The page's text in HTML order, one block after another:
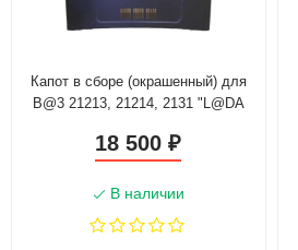
Капот в сборе (окрашенный) для
B@3 21213, 21214, 2131 "L@DA
Тольятти
18 500₽
В наличии